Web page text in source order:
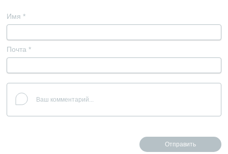
Имя *
Почта *